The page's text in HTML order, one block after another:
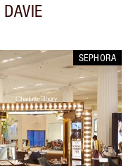
DAVIE
SEPHORA